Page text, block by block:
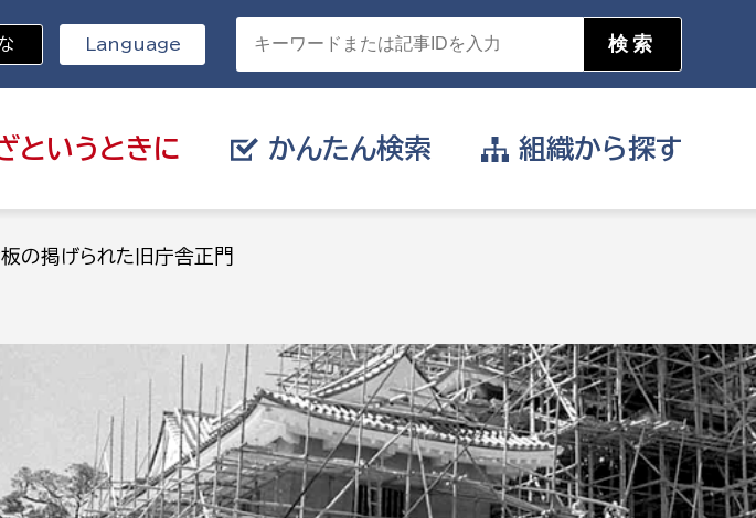
と いうときに
避難場所 消防
かんたん検索
届け出や申請をしたい
証明書がほしい
組織から探す
財産管理課
契約検査課
事業課
Language
の掲げられた旧庁舎正門